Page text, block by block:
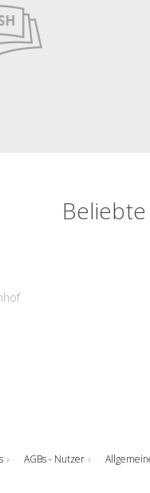
AGBs - Nutzer